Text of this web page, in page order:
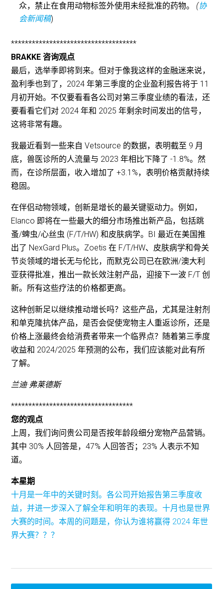
众，禁止在食用动物标签外使用未经批准的药物。
(协
会新闻稿)
************************************
BRAKKE 咨询观点
最后，选举季即将到来。但对于像我这样的金融迷来说，
盈利季也到了，2024 年第三季度的企业盈利报告将于 11
月初开始。不仅要看看各公司对第三季度业绩的看法，还
要看看它们对 2024 年和 2025 年剩余时间发出的信号，
这将非常有趣。
我最近看到一些来自 Vetsource 的数据，表明截至 9 月
底，兽医诊所的人流量与 2023 年相比下降了 -1.8%。然
而，在诊所层面，收入增加了 +3.1%，表明价格贡献持续
稳固。
在伴侣动物领域，创新是增长的最关键驱动力。例如，
Elanco 即将在一些最大的细分市场推出新产品，包括跳
蚤/蜱虫/心丝虫 (F/T/HW) 和皮肤病学。BI 最近在美国推
出了 NexGard Plus。Zoetis 在 F/T/HW、皮肤病学和骨关
节炎领域的增长无与伦比，而默克公司已在欧洲/澳大利
亚获得批准，推出一款长效注射产品，迎接下一波 F/T 创
新。所有这些疗法的价格都更高。
这种创新足以继续推动增长吗？这些产品，尤其是注射剂
和单克隆抗体产品，是否会促使宠物主人重返诊所，还是
价格上涨最终会给消费者带来一个临界点？随着第三季度
收益和 2024/2025 年预测的公布，我们应该能对此有所
了解。
兰迪·弗莱德斯
***********************************
您的观点
上周，我们询问贵公司是否按年龄段细分宠物产品营销。
其中 30% 人回答是，47% 人回答否；23% 人表示不知
道。
本星期
十月是一年中的关键时刻。各公司开始报告第三季度收
益，并进一步深入了解全年和明年的表现。十月也是世界
大赛的时间。本周的问题是，你认为谁将赢得 2024 年世
界大赛？？？